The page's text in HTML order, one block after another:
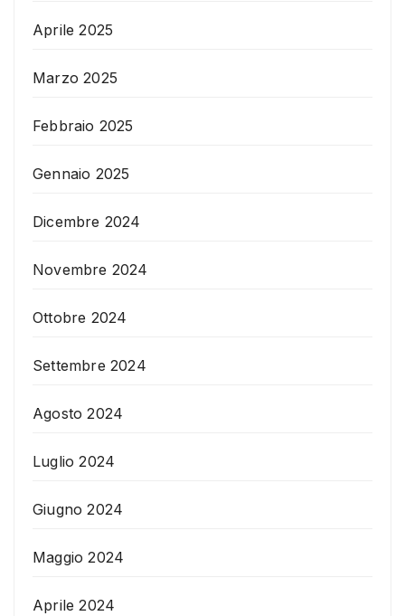
Aprile 2025
Marzo 2025
Febbraio 2025
Gennaio 2025
Dicembre 2024
Novembre 2024
Ottobre 2024
Settembre 2024
Agosto 2024
Luglio 2024
Giugno 2024
Maggio 2024
Aprile 2024